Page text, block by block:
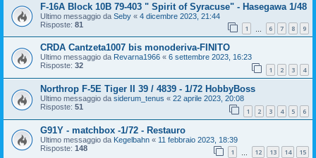
F-16A Block 10B 79-403 " Spirit of Syracuse" - Hasegawa 1/48
Ultimo messaggio da Seby « 4 dicembre 2023, 21:44
Risposte: 81 1 6 7 8 9
CRDA Cantzeta1007 bis monoderiva-FINITO
Ultimo messaggio da Revarna1966 « 6 settembre 2023, 16:23
Risposte: 32 1 2 3 4
Northrop F-5E Tiger II 39 / 4839 - 1/72 HobbyBoss
Ultimo messaggio da siderum_tenus « 22 aprile 2023, 20:08
Risposte: 51 1 2 3 4 5 6
G91Y - matchbox -1/72 - Restauro
Ultimo messaggio da Kegelbahn « 11 febbraio 2023, 18:39
Risposte: 148 1 12 13 14 15